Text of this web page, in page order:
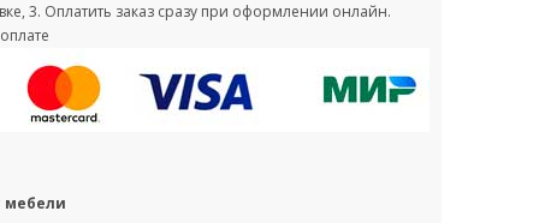
3. Оплатить заказ сразу при оформлении онлайн.
мебели